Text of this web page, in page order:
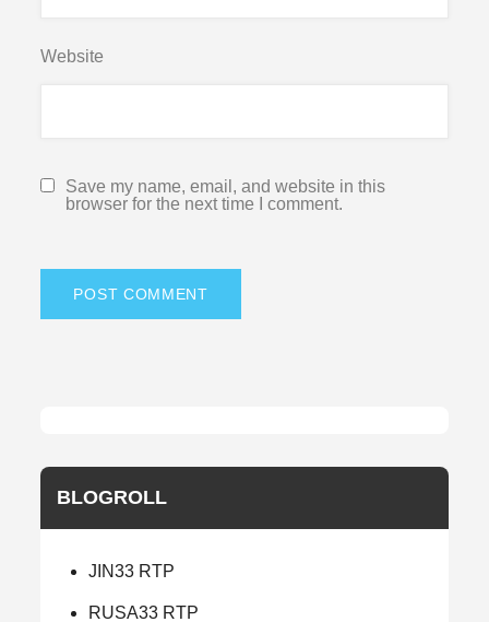
Website
Save my name, email, and website in this
browser for the next time I comment.
BLOGROLL
JIN33 RTP
RUSA33 RTP